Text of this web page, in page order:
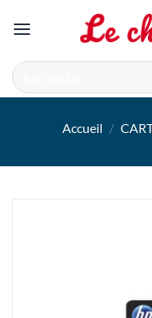
Recherche
pour :
Accueil /